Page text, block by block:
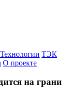
Технологии ТЭК
О проекте
на грани